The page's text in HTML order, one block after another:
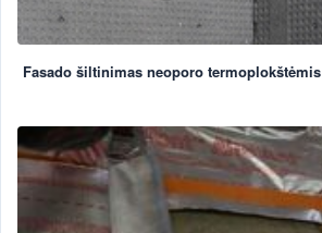
Fasado šiltinimas neoporo termoplokštėmis